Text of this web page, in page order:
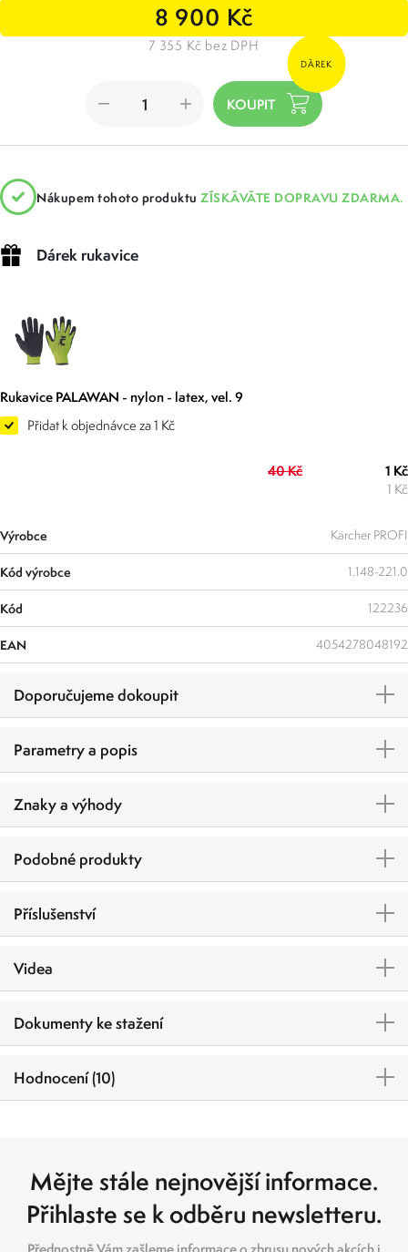
8 900 Kč
7 355 Kč bez DPH
DÁREK
Nákupem tohoto produktu ZÍSKÁVÁTE DOPRAVU ZDARMA.
Dárek rukavice
Rukavice PALAWAN - nylon - latex, vel. 9
Přidat k objednávce za 1 Kč
40 Kč 1 Kč
1 Kč
Výrobce Kärcher PROFI
Kód výrobce 1.148-221.0
Kód 122236
EAN 4054278048192
Doporučujeme dokoupit
Parametry a popis
Znaky a výhody
Podobné produkty
Příslušenství
Videa
Dokumenty ke stažení
Hodnocení (10)
Mějte stále nejnovější informace.
Přihlaste se k odběru newsletteru.